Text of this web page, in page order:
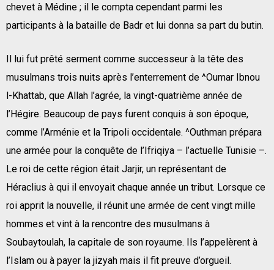
chevet à Médine ; il le compta cependant parmi les
participants à la bataille de Badr et lui donna sa part du butin.
Il lui fut prêté serment comme successeur à la tête des
musulmans trois nuits après l’enterrement de ^Oumar Ibnou
l-Khattab, que Allah l’agrée, la vingt-quatrième année de
l’Hégire. Beaucoup de pays furent conquis à son époque,
comme l’Arménie et la Tripoli occidentale. ^Outhman prépara
une armée pour la conquête de l’Ifriqiya – l’actuelle Tunisie –.
Le roi de cette région était Jarjir, un représentant de
Héraclius à qui il envoyait chaque année un tribut. Lorsque ce
roi apprit la nouvelle, il réunit une armée de cent vingt mille
hommes et vint à la rencontre des musulmans à
Soubaytoulah, la capitale de son royaume. Ils l’appelèrent à
l’Islam ou à payer la jizyah mais il fit preuve d’orgueil.